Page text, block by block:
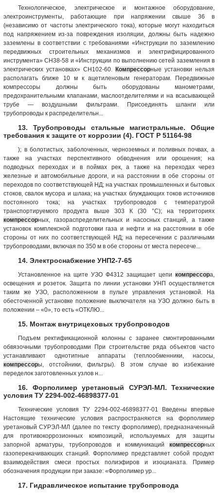
Технологическое, электрическое и монтажное оборудование,
электроинструменты, работающие при напряжении свыше 36 в
(независимо от частоты электрического тока), которые могут находиться
под напряжением из-за повреждения изоляции, должны быть надежно
заземлены в соответствии с требованиями «Инструкции по заземлению
передвижных строительных механизмов и электрифицированного
инструмента» СН38-58 и «Инструкции по выполнению сетей заземления в
электрических установках» СН102-60. Компрессорные установки нельзя
располагать ближе 10 м к ацетиленовым генераторам. Передвижные
компрессоры должны быть оборудованы манометрами,
предохранительными клапанами, маслоотделителями и на всасывающей
трубе — воздушными фильтрами. Присоединять шланги или
трубопроводы к распределительн...
13. Трубопроводы стальные магистральные. Общие
требования к защите от коррозии (4). ГОСТ Р 51164-98
); в болотистых, заболоченных, черноземных и поливных почвах, а
также на участках перспективного обводнения или орошения; на
подводных переходах и в поймах рек, а также на переходах через
железные и автомобильные дороги, и на расстоянии в обе стороны от
переходов по соответствующей НД; на участках промышленных и бытовых
стоков, свалок мусора и шлака; на участках блуждающих токов источников
постоянного тока; на участках трубопроводов с температурой
транспортируемого продукта выше 303 К (30 °С); на территориях
компрессорных, газораспределительных и насосных станций, а также
установок комплексной подготовки газа и нефти и на расстоянии в обе
стороны от них по соответствующей НД; на пересечении с различными
трубопроводами, включая по 350 м в обе стороны от места пересече...
14. Электроснабжение УНП2-7-65
Установленное на щите УЗО Ф4312 защищает цепи компрессора,
освещения и розеток. Защита по линии установки УНП осуществляется
таким же УЗО, расположенном в пульте управления установкой. На
обесточенной установке положение выключателя на УЗО должно быть в
положении – «0», то есть «ОТКЛЮ...
15. Монтаж внутрицеховых трубопроводов
Подъем ректификационной колонны с заранее смонтированными
обвязочными трубопроводами При строительстве ряда объектов часто
устанавливают однотипные аппараты (теплообменники, насосы,
компрессоры, отстойники, фильтры). В этом случае во избежание
переделок заготовленных узлов н...
16. Форполимер уретановый СУРЭЛ-МЛ. Технические
условия ТУ 2294-002-46898377-01
Технические условия ТУ 2294-002-46898377-01 Введены впервые
Настоящие технические условия распространяются на форполимер
уретановый СУРЭЛ-МЛ (далее по тексту форполимер), предназначенный
для противокоррозионных композиций, используемых для защиты
запорной арматуры, трубопроводов и коммуникаций компрессорных
газоперекачивающих станций. Форполимер представляет собой продукт
взаимодействия смеси простых полиэфиров и изоцианата. Пример
обозначения продукции при заказе: «Форполимер ур...
17. Гидравлическое испытание трубопровода